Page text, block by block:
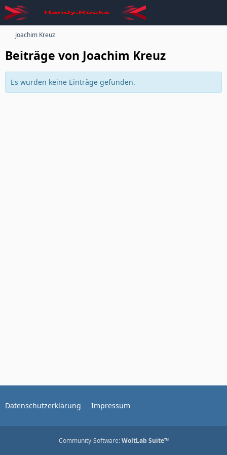
Joachim Kreuz
Beiträge von Joachim Kreuz
Es wurden keine Einträge gefunden.
Datenschutzerklärung Impressum
Community-Software:WoltLab Suite™